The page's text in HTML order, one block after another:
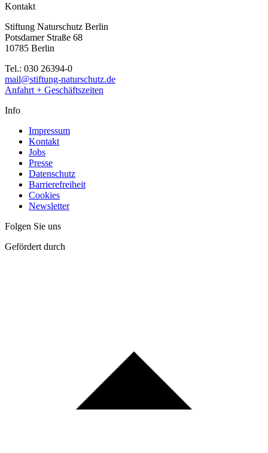
Kontakt
Stiftung Naturschutz Berlin
Potsdamer Straße 68
10785 Berlin
Tel.: 030 26394-0
mail@stiftung-naturschutz.de
Anfahrt + Geschäftszeiten
Info
Impressum
Kontakt
Jobs
Presse
Datenschutz
Barrierefreiheit
Cookies
Newsletter
Folgen Sie uns
Gefördert durch